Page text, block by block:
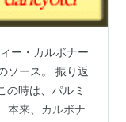
ー・カルボナー
ソース。 振り返
の時は、パルミ
本来、カルボナ